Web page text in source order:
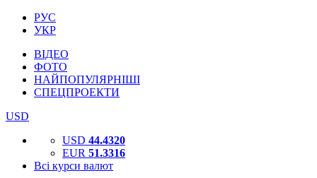
РУС
УКР
ВІДЕО
ФОТО
НАЙПОПУЛЯРНІШІ
СПЕЦПРОЕКТИ
USD
USD 44.4320
EUR 51.3316
Всі курси валют